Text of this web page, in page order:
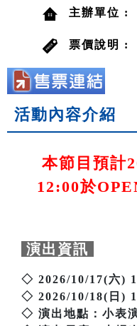
主辦單位 :
票價說明 :
活動內容介紹
本節目預計
12:00於
演出資訊
◇ 2026/10/17(六)
◇ 2026/10/18(日)
◇ 演出地點：小表